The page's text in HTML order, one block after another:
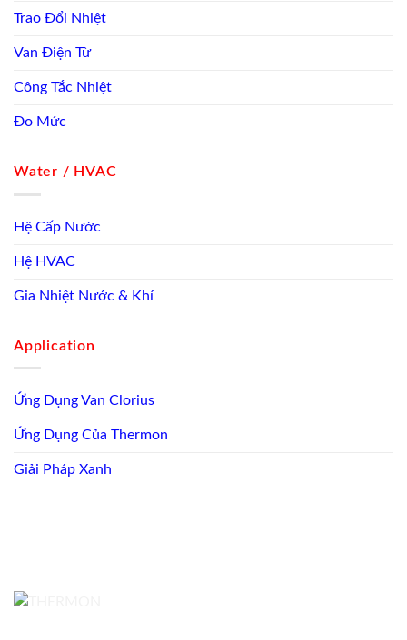
Trao Đổi Nhiệt
Van Điện Từ
Công Tắc Nhiệt
Đo Mức
Water / HVAC
Hệ Cấp Nước
Hệ HVAC
Gia Nhiệt Nước & Khí
Application
Ứng Dụng Van Clorius
Ứng Dụng Của Thermon
Giải Pháp Xanh